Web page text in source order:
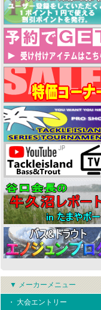
▼ メーカーメニュー
・ 大会エントリー